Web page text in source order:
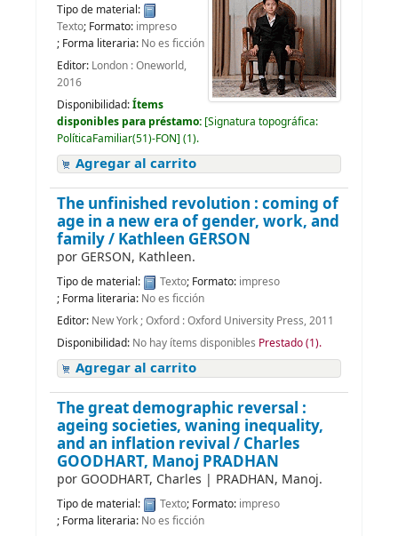
Tipo de material:
Texto; Formato: impreso
; Forma literaria: No es ficción
Editor: London : Oneworld,
2016
Disponibilidad:Ítems
disponibles para préstamo: [Signatura topográfica:
PolíticaFamiliar(51)-FON] (1).
Agregar al carrito
The unfinished revolution : coming of
age in a new era of gender, work, and
family / Kathleen GERSON
por GERSON, Kathleen.
Tipo de material: Texto; Formato: impreso
; Forma literaria: No es ficción
Editor: New York ; Oxford : Oxford University Press, 2011
Disponibilidad: No hay ítems disponibles Prestado (1).
Agregar al carrito
The great demographic reversal :
ageing societies, waning inequality,
and an inflation revival / Charles
GOODHART, Manoj PRADHAN
por GOODHART, Charles | PRADHAN, Manoj.
Tipo de material: Texto; Formato: impreso
; Forma literaria: No es ficción